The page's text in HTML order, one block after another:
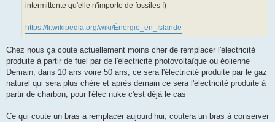
intermittente qu'elle n'importe de fossiles !)
https://fr.wikipedia.org/wiki/Énergie_en_Islande
Chez nous ça coute actuellement moins cher de remplacer l'électricité
produite à partir de fuel par de l'électricité photovoltaïque ou éolienne
Demain, dans 10 ans voire 50 ans, ce sera l'électricité produite par le gaz
naturel qui sera plus chère et après demain ce sera l'électricité produite à
partir de charbon, pour l'élec nuke c'est déjà le cas
Ce qui coute un bras a remplacer aujourd’hui, coutera un bras à conserver